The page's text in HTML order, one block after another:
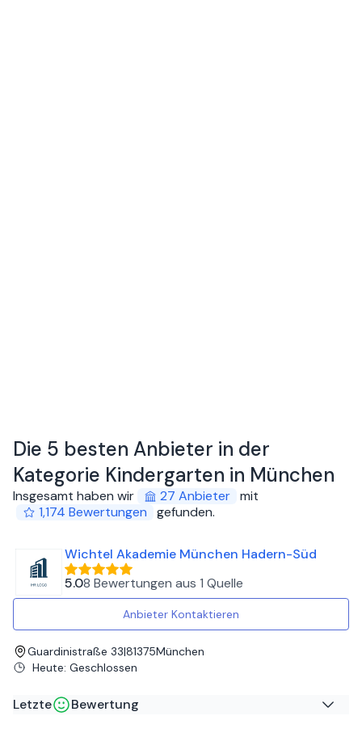
Die 5 besten Anbieter in der
Kategorie Kindergarten in München
Insgesamt haben wir 27 Anbieter mit
1,174 Bewertungen gefunden.
Wichtel Akademie München Hadern-Süd
5.08 Bewertungen aus 1 Quelle
Anbieter Kontaktieren
Guardinistraße 33|81375München
Heute: Geschlossen
Letzte Bewertung